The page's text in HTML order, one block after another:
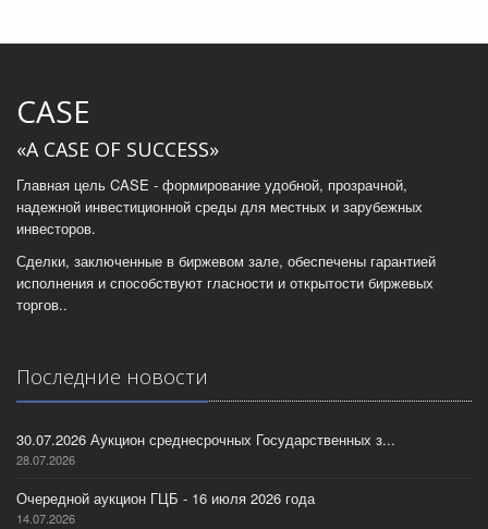
CASE
«A CASE OF SUCCESS»
Главная цель CASE - формирование удобной, прозрачной,
надежной инвестиционной среды для местных и зарубежных
инвесторов.
Сделки, заключенные в биржевом зале, обеспечены гарантией
исполнения и способствуют гласности и открытости биржевых
торгов..
Последние новости
30.07.2026 Аукцион среднесрочных Государственных з...
28.07.2026
Очередной аукцион ГЦБ - 16 июля 2026 года
14.07.2026